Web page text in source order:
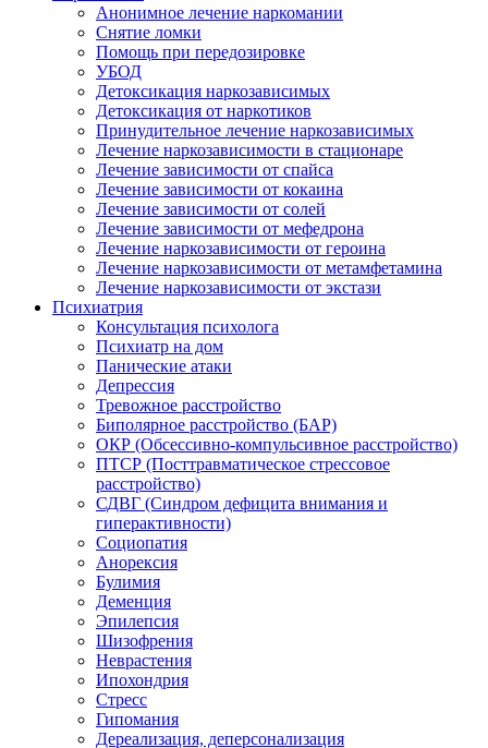
Анонимное лечение наркомании
Снятие ломки
Помощь при передозировке
УБОД
Детоксикация наркозависимых
Детоксикация от наркотиков
Принудительное лечение наркозависимых
Лечение наркозависимости в стационаре
Лечение зависимости от спайса
Лечение зависимости от кокаина
Лечение зависимости от солей
Лечение зависимости от мефедрона
Лечение наркозависимости от героина
Лечение наркозависимости от метамфетамина
Лечение наркозависимости от экстази
Психиатрия
Консультация психолога
Психиатр на дом
Панические атаки
Депрессия
Тревожное расстройство
Биполярное расстройство (БАР)
ОКР (Обсессивно-компульсивное расстройство)
ПТСР (Посттравматическое стрессовое
расстройство)
СДВГ (Синдром дефицита внимания и
гиперактивности)
Социопатия
Анорексия
Булимия
Деменция
Эпилепсия
Шизофрения
Неврастения
Ипохондрия
Стресс
Гипомания
Дереализация, деперсонализация